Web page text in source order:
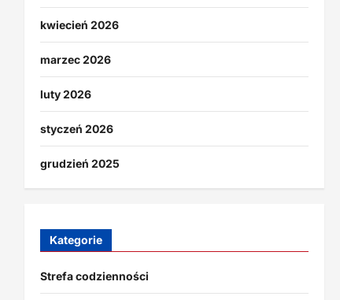
kwiecień 2026
marzec 2026
luty 2026
styczeń 2026
grudzień 2025
Kategorie
Strefa codzienności